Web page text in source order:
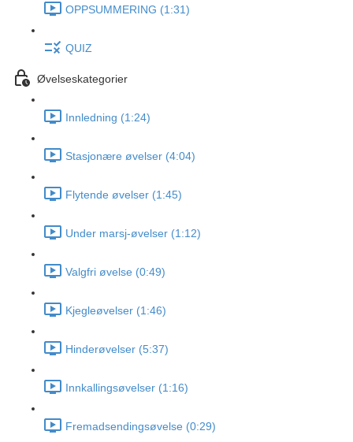
OPPSUMMERING (1:31)
QUIZ
Øvelseskategorier
Innledning (1:24)
Stasjonære øvelser (4:04)
Flytende øvelser (1:45)
Under marsj-øvelser (1:12)
Valgfri øvelse (0:49)
Kjegleøvelser (1:46)
Hinderøvelser (5:37)
Innkallingsøvelser (1:16)
Fremadsendingsøvelse (0:29)